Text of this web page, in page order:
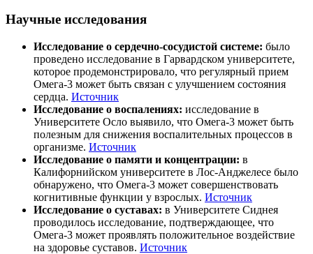
Научные исследования
Исследование о сердечно-сосудистой системе: было
проведено исследование в Гарвардском университете,
которое продемонстрировало, что регулярный прием
Омега-3 может быть связан с улучшением состояния
сердца. Источник
Исследование о воспалениях: исследование в
Университете Осло выявило, что Омега-3 может быть
полезным для снижения воспалительных процессов в
организме. Источник
Исследование о памяти и концентрации: в
Калифорнийском университете в Лос-Анджелесе было
обнаружено, что Омега-3 может совершенствовать
когнитивные функции у взрослых. Источник
Исследование о суставах: в Университете Сиднея
проводилось исследование, подтверждающее, что
Омега-3 может проявлять положительное воздействие
на здоровье суставов. Источник